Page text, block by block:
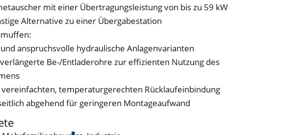
mit einer Übertragungsleistung von bis zu 59 kW
Alternative zu einer Übergabestation
anspruchsvolle hydraulische Anlagenvarianten
Be-/Entladerohre zur effizienten Nutzung des
vereinfachten, temperaturgerechten Rücklaufeinbindung
abgehend für geringeren Montageaufwand